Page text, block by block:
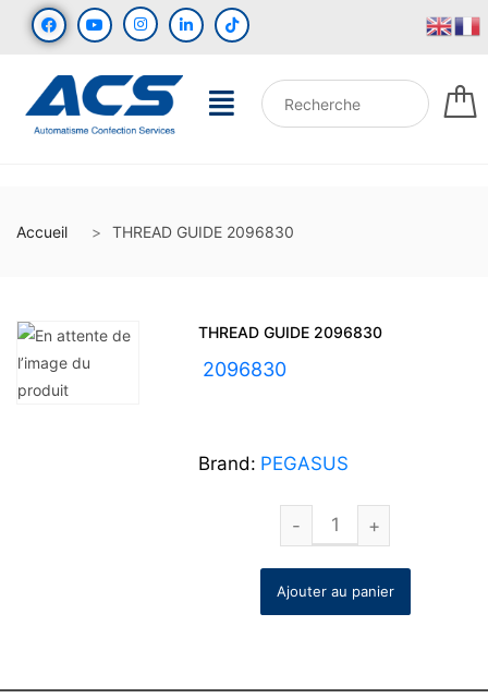
Accueil THREAD GUIDE 2096830
THREAD GUIDE 2096830
2096830
Brand: PEGASUS
Ajouter au panier